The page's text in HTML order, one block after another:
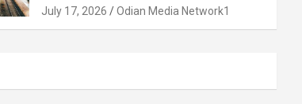
July 17, 2026 Odian Media Network1